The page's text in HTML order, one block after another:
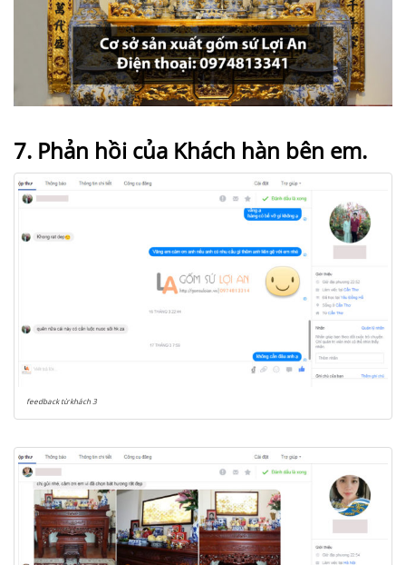
7. Phản hồi của Khách hàn bên em.
feedback từ khách 3